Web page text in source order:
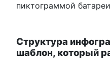
пиктограммой
Структура
шаблон, который